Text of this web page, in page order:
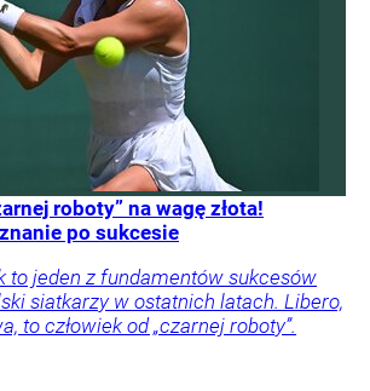
roboty” na wagę złota!
po sukcesie
to jeden z fundamentów sukcesów
siatkarzy w ostatnich latach. Libero,
to człowiek od „czarnej roboty”.